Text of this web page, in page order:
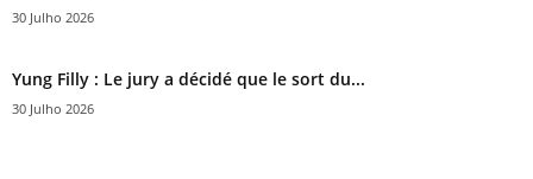
30 Julho 2026
Yung Filly : Le jury a décidé que le sort du...
30 Julho 2026